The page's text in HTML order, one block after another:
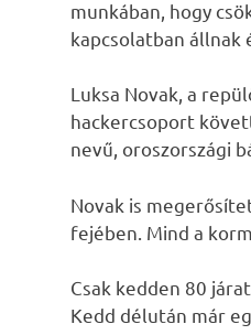
munkában, hogy
kapcsolatban állnak
Luksa Novak, a
hackercsoport
nevű, oroszországi
Novak is
fejében. Mind a
Csak kedden 80
Kedd délután már